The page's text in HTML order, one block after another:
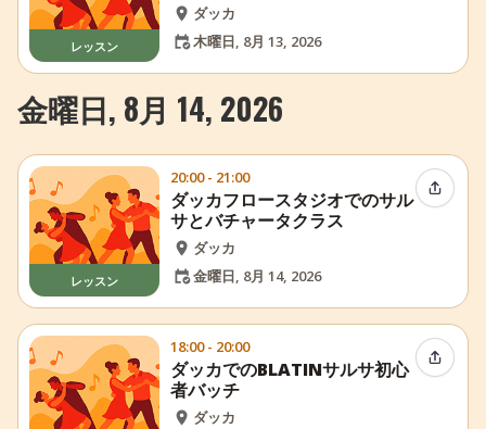
レッスン
ダッカ
木曜日, 8月 13, 2026
金曜日, 8月 14, 2026
レッスン
20:00 - 21:00
ダッカフロースタジオでのサル
サとバチャータクラス
ダッカ
金曜日, 8月 14, 2026
イベン
18:00 - 20:00
ダッカでのBLATINサルサ初心
者バッチ
ダッカ
イベン